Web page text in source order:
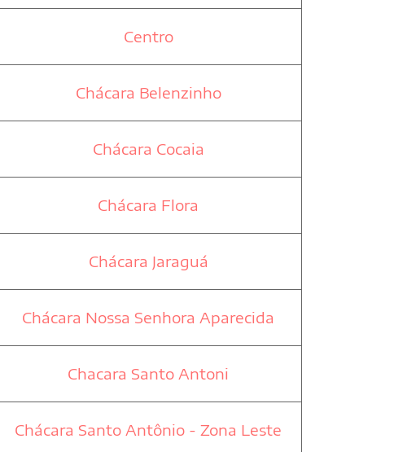
Centro
Chácara Belenzinho
Chácara Cocaia
Chácara Flora
Chácara Jaraguá
Chácara Nossa Senhora Aparecida
Chacara Santo Antoni
Chácara Santo Antônio - Zona Leste